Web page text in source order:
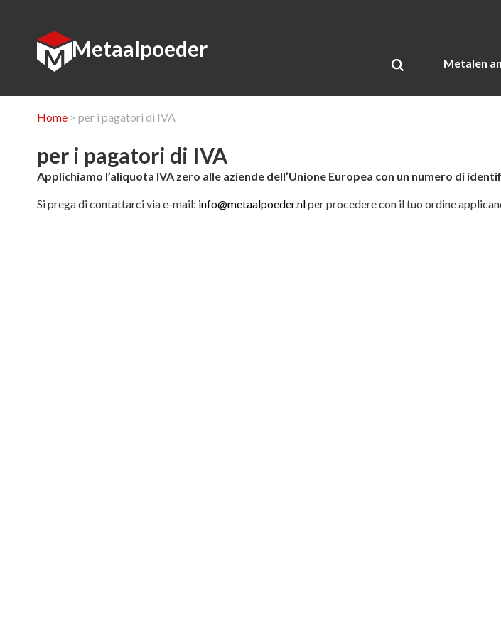
Metaalpoeder
Metalen
Home > per i pagatori di IVA
per i pagatori di IVA
Applichiamo l’aliquota IVA zero alle aziende dell’Unione Europea con un numero di
Si prega di contattarci via e-mail: info@metaalpoeder.nlper procedere con il tuo ordine